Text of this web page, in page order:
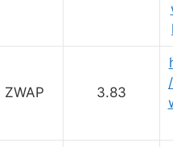
ZWAP 3.83